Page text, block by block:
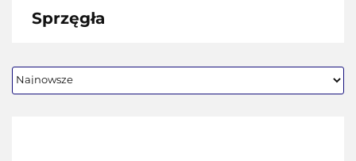
Sprzęgła